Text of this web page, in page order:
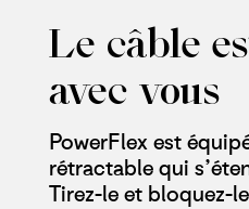
Le câble
avec vous
PowerFlex est
rétractable qui
Tirez-le et bloquez-